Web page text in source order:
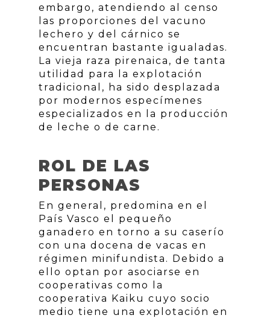
embargo, atendiendo al censo
las proporciones del vacuno
lechero y del cárnico se
encuentran bastante igualadas.
La vieja raza pirenaica, de tanta
utilidad para la explotación
tradicional, ha sido desplazada
por modernos especímenes
especializados en la producción
de leche o de carne.
ROL DE LAS
PERSONAS
En general, predomina en el
País Vasco el pequeño
ganadero en torno a su caserío
con una docena de vacas en
régimen minifundista. Debido a
ello optan por asociarse en
cooperativas como la
cooperativa Kaiku cuyo socio
medio tiene una explotación en